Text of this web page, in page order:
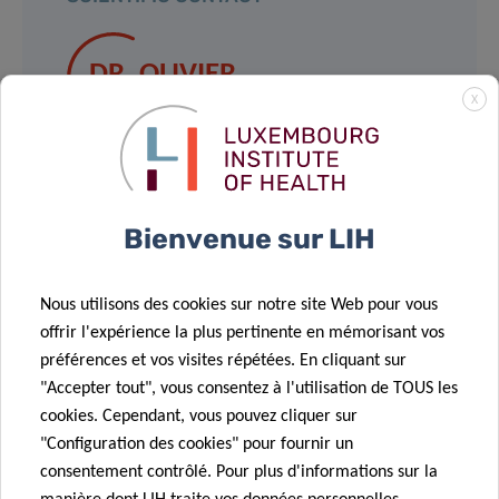
DR. OLIVIER
KEUNEN
BraINE Group
Group Leader
Contact
Partagez sur
X
Bienvenue sur LIH
Nous utilisons des cookies sur notre site Web pour vous
offrir l'expérience la plus pertinente en mémorisant vos
préférences et vos visites répétées. En cliquant sur
"Accepter tout", vous consentez à l'utilisation de TOUS les
cookies. Cependant, vous pouvez cliquer sur
"Configuration des cookies" pour fournir un
consentement contrôlé. Pour plus d'informations sur la